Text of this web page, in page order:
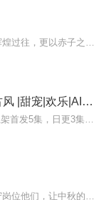
【免费】问君能有多难求|古风 |甜宠|欢乐|AI多播